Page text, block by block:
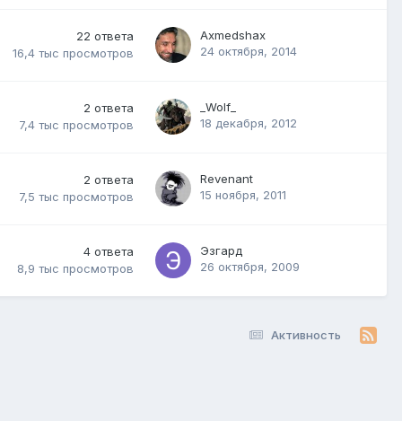
22 ответа
16,4 тыс просмотров
Axmedshax
24 октября, 2014
2 ответа
7,4 тыс просмотров
_Wolf_
18 декабря, 2012
2 ответа
7,5 тыс просмотров
Revenant
15 ноября, 2011
4 ответа
8,9 тыс просмотров
Эзгард
26 октября, 2009
Активность